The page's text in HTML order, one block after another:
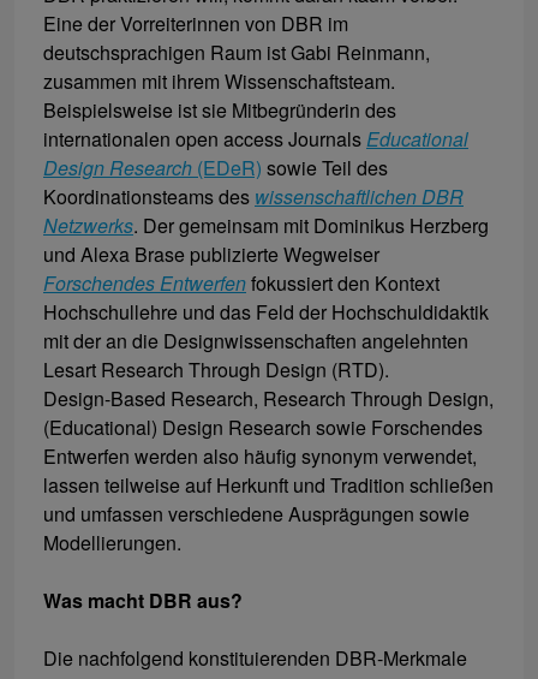
Eine der Vorreiterinnen von DBR im
deutschsprachigen Raum ist Gabi Reinmann,
zusammen mit ihrem Wissenschaftsteam.
Beispielsweise ist sie Mitbegründerin des
internationalen open access JournalsEducational
Design Research (EDeR) sowie Teil des
Koordinationsteams des wissenschaftlichen DBR
Netzwerks. Der gemeinsam mit Dominikus Herzberg
und Alexa Brase publizierte Wegweiser
Forschendes Entwerfenfokussiert den Kontext
Hochschullehre und das Feld der Hochschuldidaktik
mit der an die Designwissenschaften angelehnten
Lesart Research Through Design (RTD).
Design-Based Research, Research Through Design,
(Educational) Design Research sowie Forschendes
Entwerfen werden also häufig synonym verwendet,
lassen teilweise auf Herkunft und Tradition schließen
und umfassen verschiedene Ausprägungen sowie
Modellierungen.
Was macht DBR aus?
Die nachfolgend konstituierenden DBR-Merkmale